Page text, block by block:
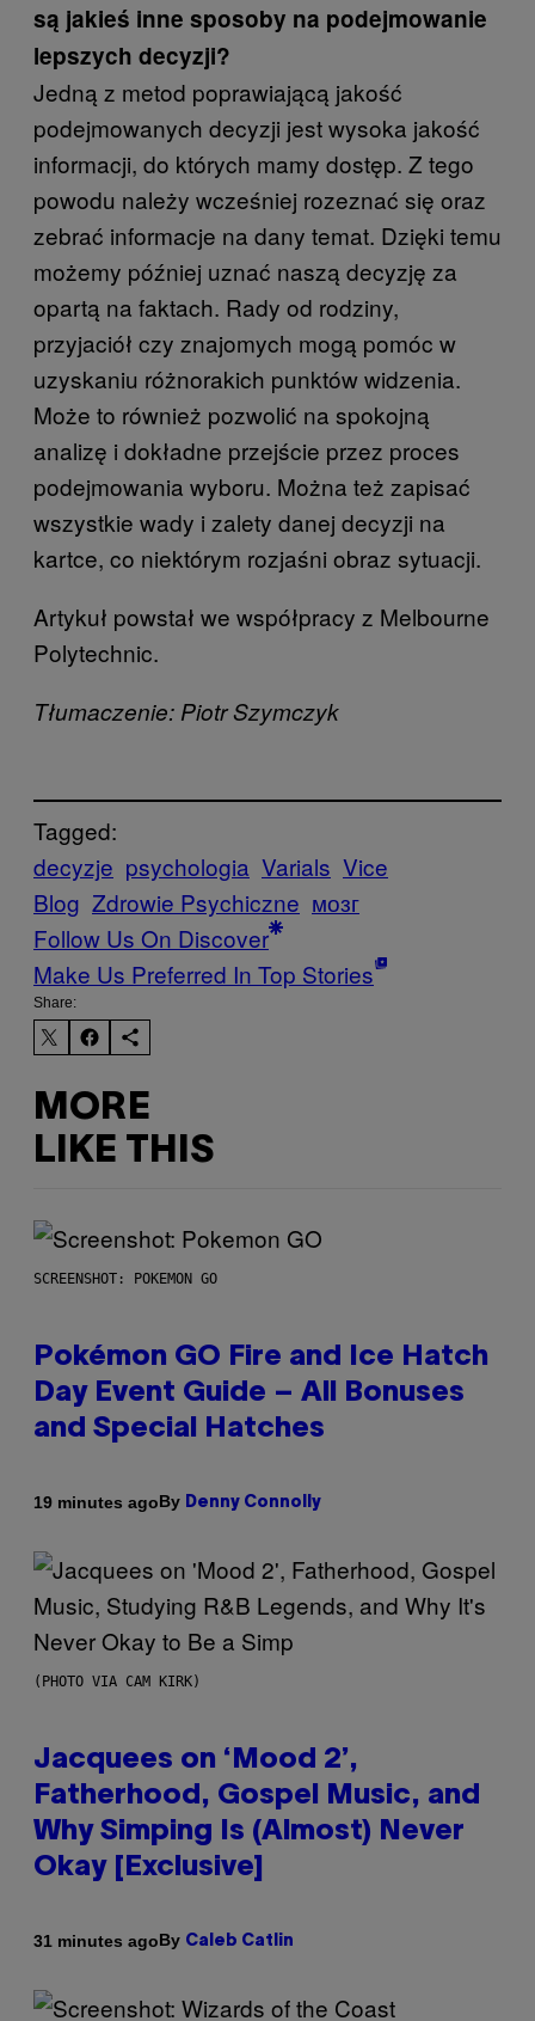
są jakieś inne sposoby na podejmowanie
lepszych decyzji?
Jedną z metod poprawiającą jakość
podejmowanych decyzji jest wysoka jakość
informacji, do których mamy dostęp. Z tego
powodu należy wcześniej rozeznać się oraz
zebrać informacje na dany temat. Dzięki temu
możemy później uznać naszą decyzję za
opartą na faktach. Rady od rodziny,
przyjaciół czy znajomych mogą pomóc w
uzyskaniu różnorakich punktów widzenia.
Może to również pozwolić na spokojną
analizę i dokładne przejście przez proces
podejmowania wyboru. Można też zapisać
wszystkie wady i zalety danej decyzji na
kartce, co niektórym rozjaśni obraz sytuacji.
Artykuł powstał we współpracy z Melbourne
Polytechnic.
Tłumaczenie: Piotr Szymczyk
Tagged:
decyzje psychologia Varials Vice
Blog Zdrowie Psychiczne мозг
Follow Us On Discover
Make Us Preferred In Top Stories
Share:
MORE
LIKE THIS
SCREENSHOT: POKEMON GO
Pokémon GO Fire and Ice Hatch
Day Event Guide – All Bonuses
and Special Hatches
19 minutes agoBy Denny Connolly
(PHOTO VIA CAM KIRK)
Jacquees on ‘Mood 2’,
Fatherhood, Gospel Music, and
Why Simping Is (Almost) Never
Okay [Exclusive]
31 minutes agoBy Caleb Catlin